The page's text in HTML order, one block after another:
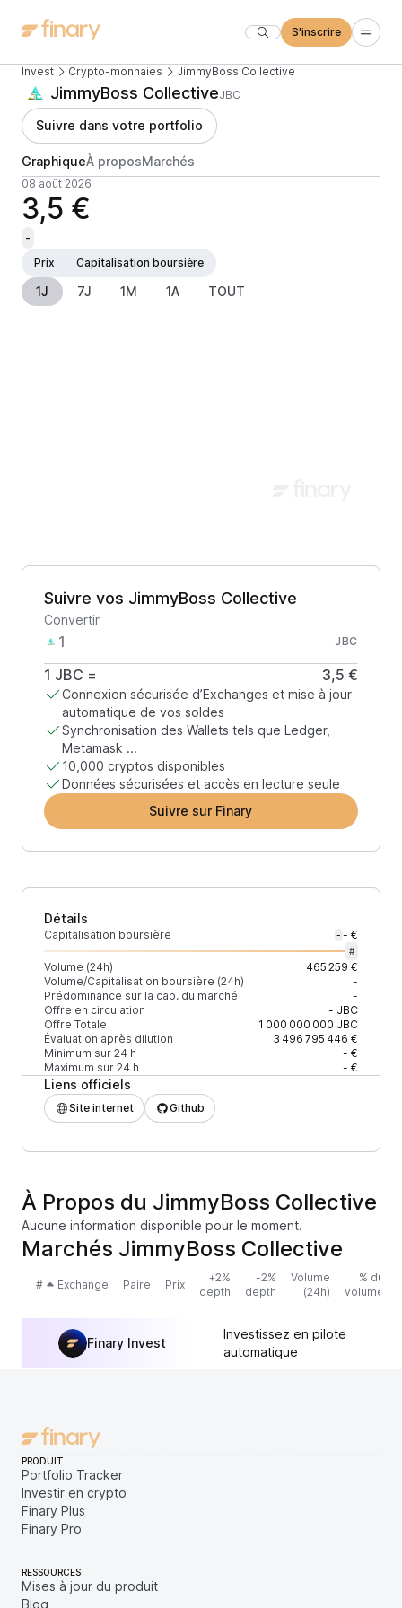
S'inscrire
Invest Crypto-monnaies JimmyBoss Collective
JimmyBoss CollectiveJBC
Suivre dans votre portfolio
GraphiqueÀ proposMarchés
08 août 2026
3,5 €
-
Prix
Capitalisation boursière
1J 7J 1M 1A TOUT
Suivre vos JimmyBoss Collective
Convertir
JBC
1 JBC = 3,5 €
Connexion sécurisée d’Exchanges et mise à jour
automatique de vos soldes
Synchronisation des Wallets tels que Ledger,
Metamask ...
10,000 cryptos disponibles
Données sécurisées et accès en lecture seule
Suivre sur Finary
Détails
Capitalisation boursière - - €
#
Volume (24h)
465 259 €
Volume/Capitalisation boursière (24h)
-
Prédominance sur la cap. du marché
-
Offre en circulation
- JBC
Offre Totale
1 000 000 000 JBC
Évaluation après dilution
3 496 795 446 €
Minimum sur 24 h
- €
Maximum sur 24 h
- €
Liens officiels
Site internet Github
À Propos du JimmyBoss Collective
Aucune information disponible pour le moment.
Marchés JimmyBoss Collective
# Exchange Paire Prix
+2%
depth
-2%
depth
Volume
(24h)
% du
volume
Finary Invest
Investissez en pilote
automatique
PRODUIT
Portfolio Tracker
Investir en crypto
Finary Plus
Finary Pro
RESSOURCES
Mises à jour du produit
Blog